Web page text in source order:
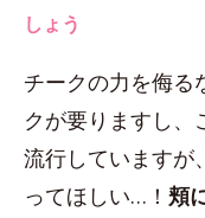
しょう
チークの力を侮る
クが要りますし、
流行していますが
ってほしい…！ 頬